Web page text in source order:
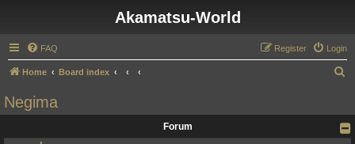
Akamatsu-World
FAQ Login
Register
Home Board index
r
Negima
Forum